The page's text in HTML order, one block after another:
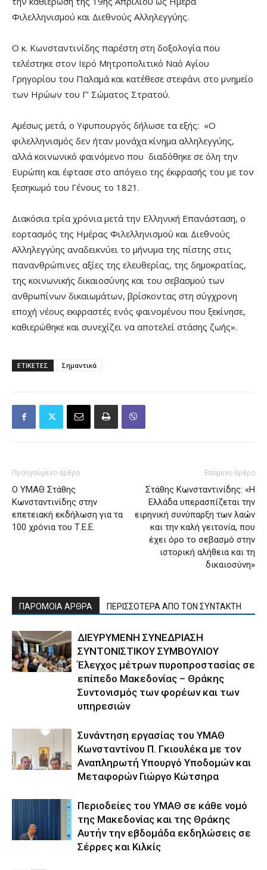
Φιλελληνισμού και Διεθνούς Αλληλεγγύης.
Ο κ. Κωνσταντινίδης παρέστη στη δοξολογία που
τελέστηκε στον Ιερό Μητροπολιτικό Ναό Αγίου
Γρηγορίου του Παλαμά και κατέθεσε στεφάνι στο μνημείο
των Ηρώων του Γ’ Σώματος Στρατού.
Αμέσως μετά, ο Υφυπουργός δήλωσε τα εξής: «Ο
φιλελληνισμός δεν ήταν μονάχα κίνημα αλληλεγγύης,
αλλά κοινωνικό φαινόμενο που διαδόθηκε σε όλη την
Ευρώπη και έφτασε στο απόγειο της έκφρασής του με τον
ξεσηκωμό του Γένους το 1821.
Διακόσια τρία χρόνια μετά την Ελληνική Επανάσταση, ο
εορτασμός της Ημέρας Φιλελληνισμού και Διεθνούς
Αλληλεγγύης αναδεικνύει το μήνυμα της πίστης στις
πανανθρώπινες αξίες της ελευθερίας, της δημοκρατίας,
της κοινωνικής δικαιοσύνης και του σεβασμού των
ανθρωπίνων δικαιωμάτων, βρίσκοντας στη σύγχρονη
εποχή νέους εκφραστές ενός φαινομένου που ξεκίνησε,
καθιερώθηκε και συνεχίζει να αποτελεί στάσης ζωής».
ΕΤΙΚΕΤΕΣ Σημαντικά
Προηγούμενο άρθρο
Ο ΥΜΑΘ Στάθης
Κωνσταντινίδης στην
επετειακή εκδήλωση για τα
100 χρόνια του Τ.Ε.Ε.
Επόμενο άρθρο
Στάθης Κωνσταντινίδης: «Η
Ελλάδα υπερασπίζεται την
ειρηνική συνύπαρξη των λαών
και την καλή γειτονία, που
έχει όρο το σεβασμό στην
ιστορική αλήθεια και τη
δικαιοσύνη»
ΠΑΡΟΜΟΙΑ ΑΡΘΡΑ ΠΕΡΙΣΣΟΤΕΡΑ ΑΠΟ ΤΟΝ ΣΥΝΤΑΚΤΗ
ΔΙΕΥΡΥΜΕΝΗ ΣΥΝΕΔΡΙΑΣΗ
ΣΥΝΤΟΝΙΣΤΙΚΟΥ ΣΥΜΒΟΥΛΙΟΥ
Έλεγχος μέτρων πυροπροστασίας σε
επίπεδο Μακεδονίας – Θράκης
Συντονισμός των φορέων και των
υπηρεσιών
Συνάντηση εργασίας του ΥΜΑΘ
Κωνσταντίνου Π. Γκιουλέκα με τον
Αναπληρωτή Υπουργό Υποδομών και
Μεταφορών Γιώργο Κώτσηρα
Περιοδείες του ΥΜΑΘ σε κάθε νομό
της Μακεδονίας και της Θράκης
Αυτήν την εβδομάδα εκδηλώσεις σε
Σέρρες και Κιλκίς